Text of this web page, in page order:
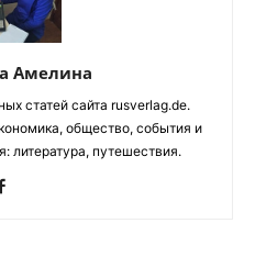
Амелина
статей сайта rusverlag.de.
общество, события и
литература, путешествия.